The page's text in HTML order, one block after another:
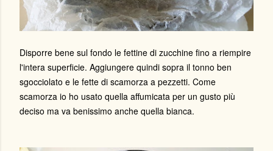
Disporre bene sul fondo le fettine di zucchine fino a riempire
l'intera superficie. Aggiungere quindi sopra il tonno ben
sgocciolato e le fette di scamorza a pezzetti. Come
scamorza io ho usato quella affumicata per un gusto più
deciso ma va benissimo anche quella bianca.